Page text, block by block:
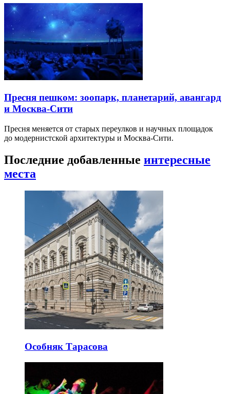
Пресня пешком: зоопарк, планетарий, авангард
и Москва-Сити
Пресня меняется от старых переулков и научных площадок
до модернистской архитектуры и Москва-Сити.
Последние добавленные интересные
места
Особняк Тарасова